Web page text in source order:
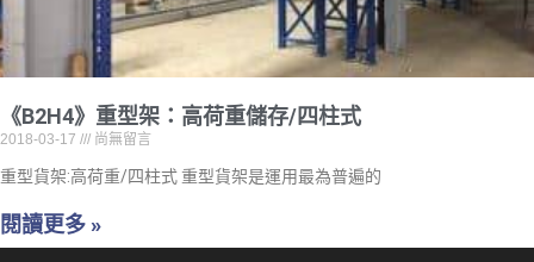
《B2H4》重型架：高荷重儲存/四柱式
2018-03-17 尚無留言
重型貨架:高荷重/四柱式 重型貨架是運用最為普遍的
閱讀更多 »